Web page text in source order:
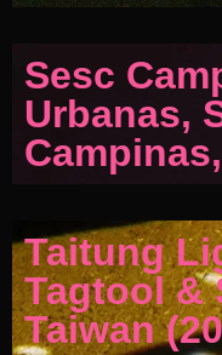
Sesc
Urbanas,
Taitung
Tagtool &
Taiwan